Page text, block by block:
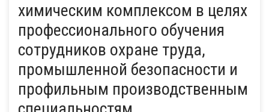
химическим комплексом в целях
профессионального обучения
сотрудников охране труда,
промышленной безопасности и
профильным производственным